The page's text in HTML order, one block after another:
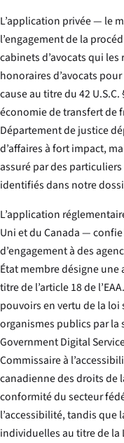
L’application privée — le
l’engagement de la
cabinets d’avocats qui
honoraires d’avocats
cause au titre du 42
économie de transfert de
Département de justice
d’affaires à fort impact,
assuré par des
identifiés dans notre
L’application
Uni et du Canada —
d’engagement à des
État membre désigne
titre de l’article 18 de
pouvoirs en vertu de la loi
organismes publics par la
Government Digital
Commissaire à
canadienne des droits de
conformité du secteur
l’accessibilité, tandis que
individuelles au titre de la